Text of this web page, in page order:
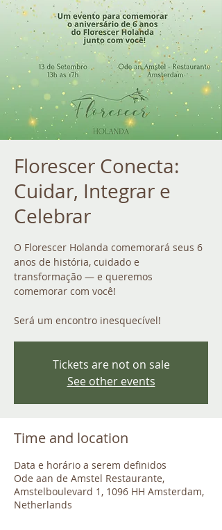
Florescer Conecta:
Cuidar, Integrar e
Celebrar
O Florescer Holanda comemorará seus 6
anos de história, cuidado e
transformação — e queremos
comemorar com você!
Será um encontro inesquecível!
Tickets are not on sale
See other events
Time and location
Data e horário a serem definidos
Ode aan de Amstel Restaurante,
Amstelboulevard 1, 1096 HH Amsterdam,
Netherlands